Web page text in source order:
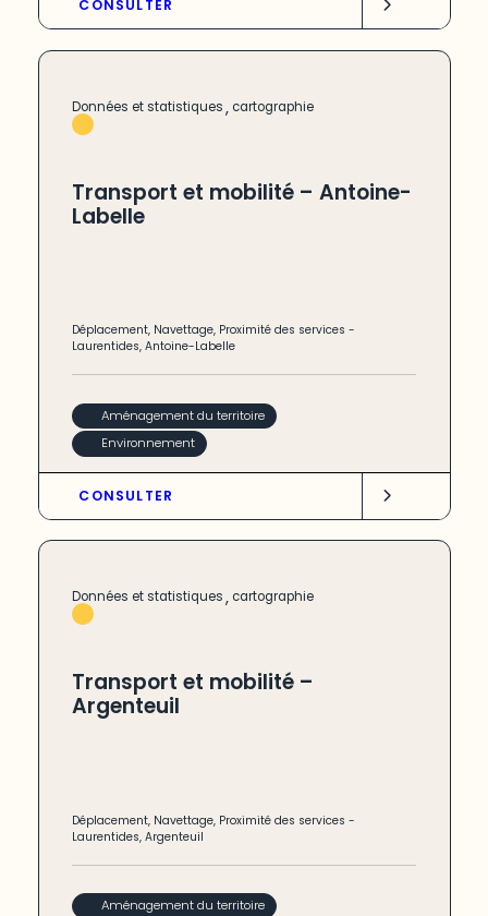
CONSULTER
Données et statistiques, cartographie
Transport et mobilité – Antoine-
Labelle
Déplacement, Navettage, Proximité des services -
Laurentides,Antoine-Labelle
Aménagement du territoire
Environnement
CONSULTER
Données et statistiques, cartographie
Transport et mobilité –
Argenteuil
Déplacement, Navettage, Proximité des services -
Laurentides,Argenteuil
Aménagement du territoire